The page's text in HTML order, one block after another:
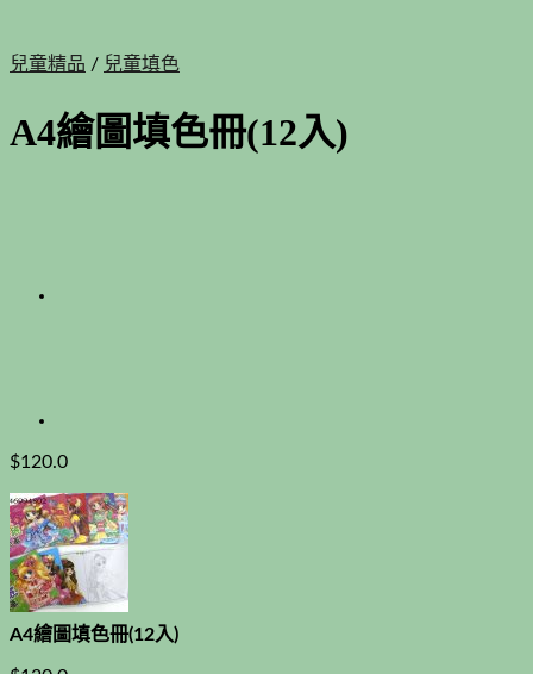
兒童精品 / 兒童填色
A4繪圖填色冊(12入)
$120.0
A4繪圖填色冊(12入)